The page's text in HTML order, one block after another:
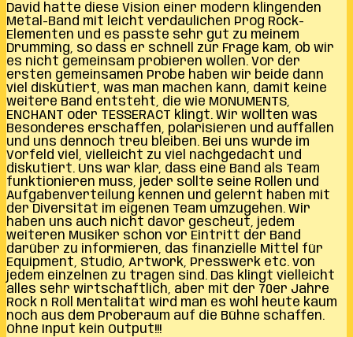
David hatte diese Vision einer modern klingenden
Metal-Band mit leicht verdaulichen Prog Rock-
Elementen und es passte sehr gut zu meinem
Drumming, so dass er schnell zur Frage kam, ob wir
es nicht gemeinsam probieren wollen. Vor der
ersten gemeinsamen Probe haben wir beide dann
viel diskutiert, was man machen kann, damit keine
weitere Band entsteht, die wie MONUMENTS,
ENCHANT oder TESSERACT klingt. Wir wollten was
Besonderes erschaffen, polarisieren und auffallen
und uns dennoch treu bleiben. Bei uns wurde im
Vorfeld viel, vielleicht zu viel nachgedacht und
diskutiert. Uns war klar, dass eine Band als Team
funktionieren muss, jeder sollte seine Rollen und
Aufgabenverteilung kennen und gelernt haben mit
der Diversität im eigenen Team umzugehen. Wir
haben uns auch nicht davor gescheut, jedem
weiteren Musiker schon vor Eintritt der Band
darüber zu informieren, das finanzielle Mittel für
Equipment, Studio, Artwork, Presswerk etc. von
jedem einzelnen zu tragen sind. Das klingt vielleicht
alles sehr wirtschaftlich, aber mit der 70er Jahre
Rock n Roll Mentalität wird man es wohl heute kaum
noch aus dem Proberaum auf die Bühne schaffen.
Ohne Input kein Output!!!